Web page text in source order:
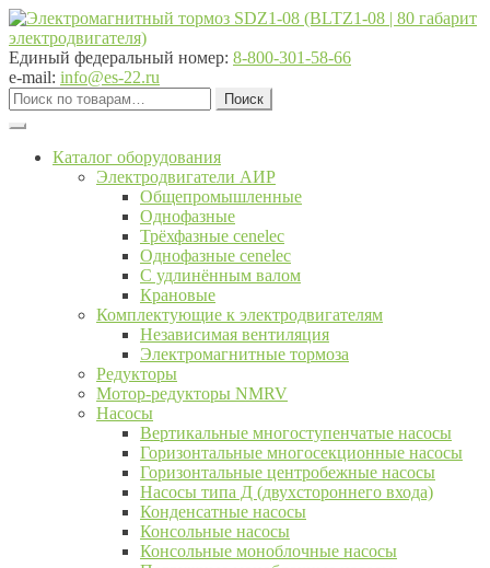
Перейти
к
навигации
Перейти
к
содержимому
Единый федеральный номер: 8-800-301-58-66
e-mail: info@es-22.ru
Искать:
Поиск
Каталог оборудования
Электродвигатели АИР
Общепромышленные
Однофазные
Трёхфазные cenelec
Однофазные cenelec
С удлинённым валом
Крановые
Комплектующие к электродвигателям
Независимая вентиляция
Электромагнитные тормоза
Редукторы
Мотор-редукторы NMRV
Насосы
Вертикальные многоступенчатые насосы
Горизонтальные многосекционные насосы
Горизонтальные центробежные насосы
Насосы типа Д (двухстороннего входа)
Конденсатные насосы
Консольные насосы
Консольные моноблочные насосы